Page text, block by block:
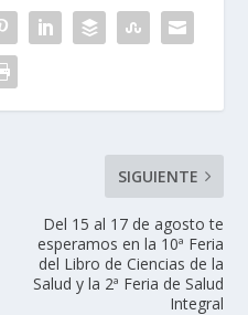
SIGUIENTE
Del 15 al 17 de agosto te
esperamos en la 10ª Feria
del Libro de Ciencias de la
Salud y la 2ª Feria de Salud
Integral